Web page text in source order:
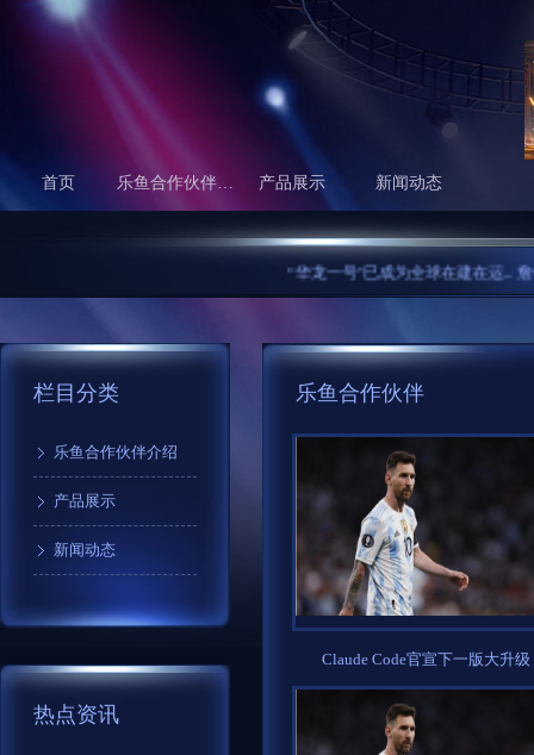
首页 乐鱼合作伙伴介绍 产品展示 新闻动态
“华龙一号”已成为全球在建在运... 詹俊:
栏目分类
乐鱼合作伙伴介绍
产品展示
新闻动态
热点资讯
乐鱼合作伙伴
Claude Code官宣下一版大升级